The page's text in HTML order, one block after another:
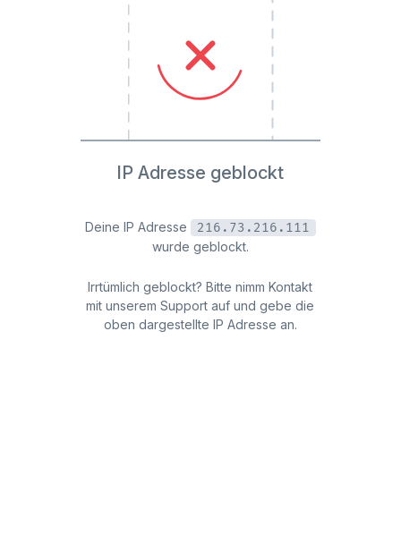
IP Adresse geblockt
Deine IP Adresse
216.73.216.111
wurde geblockt.
Irrtümlich geblockt? Bitte nimm Kontakt
mit unserem Support auf und gebe die
oben dargestellte IP Adresse an.